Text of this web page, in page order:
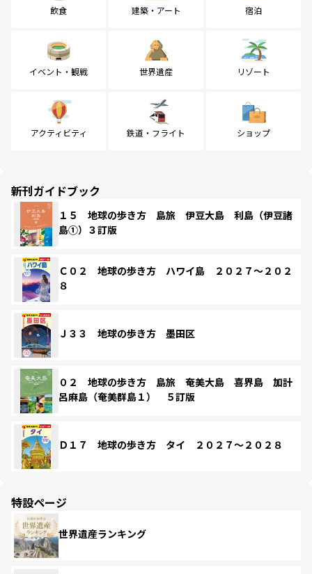
飲食 建築・アート 宿泊
イベント・観戦 世界遺産 リゾート
アクティビティ 鉄道・フライト ショップ
新刊ガイドブック
１５ 地球の歩き方 島旅 伊豆大島 利島（伊豆諸
島①）３訂版
Ｃ０２ 地球の歩き方 ハワイ島 ２０２７～２０２
８
Ｊ３３ 地球の歩き方 墨田区
０２ 地球の歩き方 島旅 奄美大島 喜界島 加計
呂麻島（奄美群島１） ５訂版
Ｄ１７ 地球の歩き方 タイ ２０２７～２０２８
特設ページ
世界遺産ランキング